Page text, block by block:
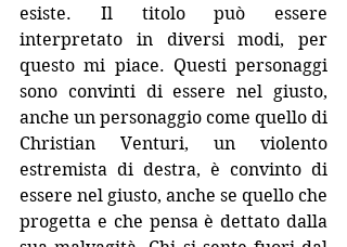
esiste. Il titolo può essere
interpretato in diversi modi, per
questo mi piace. Questi personaggi
sono convinti di essere nel giusto,
anche un personaggio come quello di
Christian Venturi, un violento
estremista di destra, è convinto di
essere nel giusto, anche se quello che
progetta e che pensa è dettato dalla